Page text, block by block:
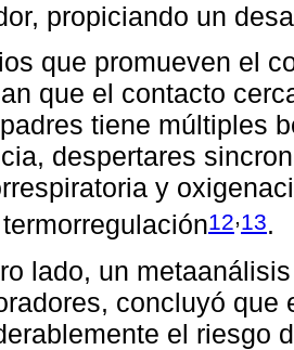
propiciando un
que promueven el
que el contacto
tiene múltiples
despertares
y
12,13.
lado, un
concluyó que
el riesgo